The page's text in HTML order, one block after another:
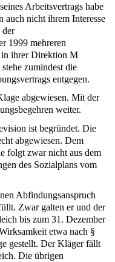
Arbeitsvertrags habe
auch nicht ihrem Interesse
der
1999 mehreren
in ihrer Direktion M
zumindest die
entgegen.
abgewiesen. Mit der
weiter.
ist begründet. Die
abgewiesen. Dem
folgt zwar nicht aus dem
des Sozialplans vom
Abfindungsanspruch
Zwar galten er und der
bis zum 31. Dezember
etwa nach §
gestellt. Der Kläger fällt
Die übrigen